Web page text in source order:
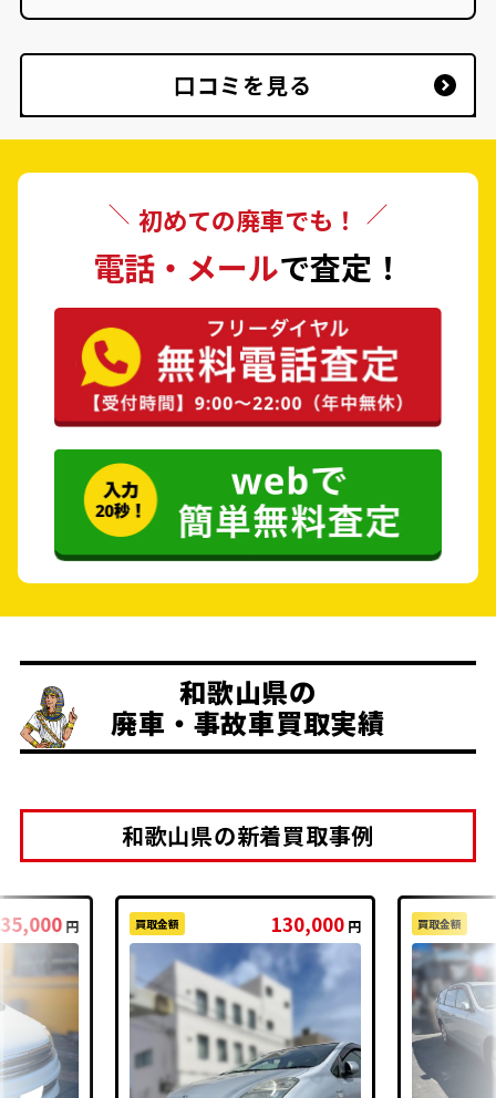
口コミを見る
初めての廃車でも！
電話・メールで査定！
和歌山県の
廃車・事故車買取実績
和歌山県の新着買取事例
35,000 円 買取金額 130,000 円 買取金額